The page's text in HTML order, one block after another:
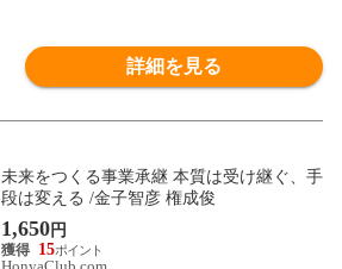
詳細を見る
未来をつくる事業承継 本質は受け継ぐ、手
段は変える /金子智彦 権成俊
1,650円
15